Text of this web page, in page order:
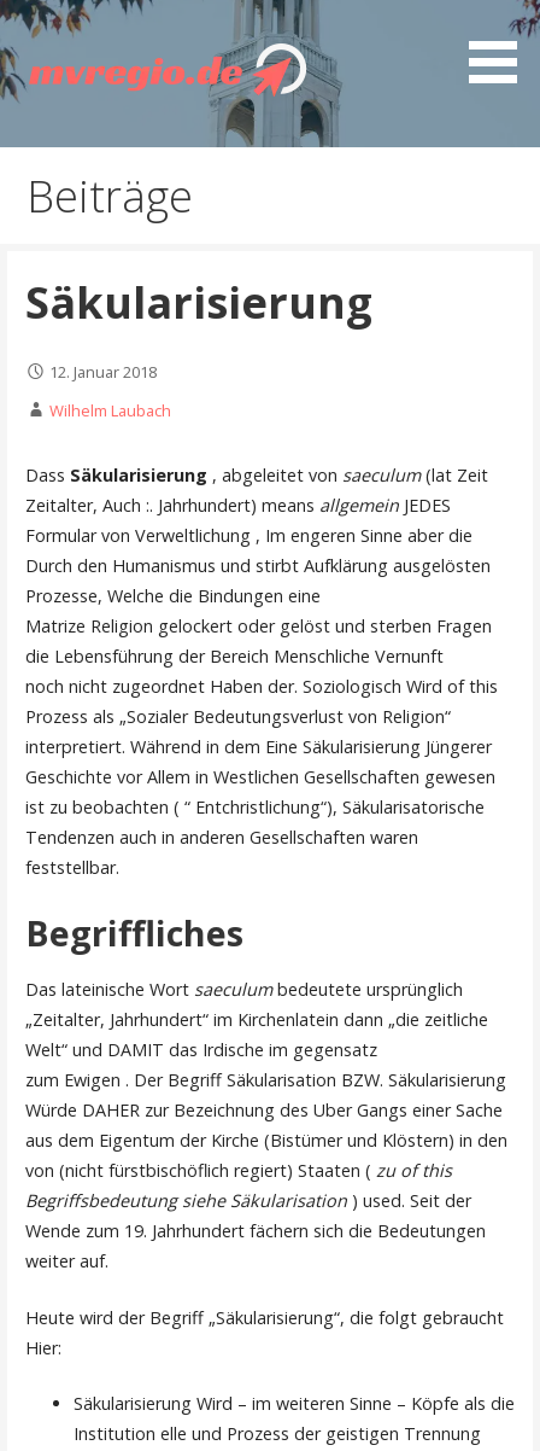
Z
u
m
I
mvregio.de
Entdecken Sie MVregio - spannende Artikel, gut
nützliche Tipps
Beiträge
Säkularisierung
12. Januar 2018
Wilhelm Laubach
Dass Säkularisierung , abgeleitet von saeculum(lat Zeit
Zeitalter, Auch :. Jahrhundert) means allgemeinJEDES
Formular von Verweltlichung , Im engeren Sinne aber die
Durch den Humanismus und stirbt Aufklärung ausgelösten
Prozesse, Welche die Bindungen eine
Matrize Religion gelockert oder gelöst und sterben Fragen
die Lebensführung der Bereich Menschliche Vernunft
noch nicht zugeordnet Haben der. Soziologisch Wird of this
Prozess als „Sozialer Bedeutungsverlust von Religion“
interpretiert. Während in dem Eine Säkularisierung Jüngerer
Geschichte vor Allem in Westlichen Gesellschaften gewesen
ist zu beobachten ( “ Entchristlichung“), Säkularisatorische
Tendenzen auch in anderen Gesellschaften waren
feststellbar.
Begriffliches
Das lateinische Wort saeculumbedeutete ursprünglich
„Zeitalter, Jahrhundert“ im Kirchenlatein dann „die zeitliche
Welt“ und DAMIT das Irdische im gegensatz
zum Ewigen . Der Begriff Säkularisation BZW. Säkularisierung
Würde DAHER zur Bezeichnung des Uber Gangs einer Sache
aus dem Eigentum der Kirche (Bistümer und Klöstern) in den
von (nicht fürstbischöflich regiert) Staaten ( zu of this
Begriffsbedeutung siehe Säkularisation) used. Seit der
Wende zum 19. Jahrhundert fächern sich die Bedeutungen
weiter auf.
Heute wird der Begriff „Säkularisierung“, die folgt gebraucht
Hier:
Säkularisierung Wird – im weiteren Sinne – Köpfe als die
Institution elle und Prozess der geistigen Trennung